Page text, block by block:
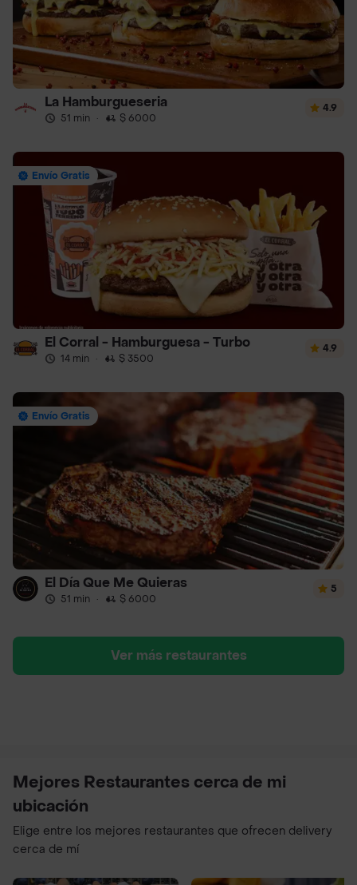
La Hamburgueseria
51 min · $ 6000
4.9
Envío Gratis
El Corral - Hamburguesa - Turbo
14 min · $ 3500
4.9
Envío Gratis
El Día Que Me Quieras
51 min · $ 6000
5
Ver más restaurantes
Mejores Restaurantes cerca de mi
ubicación
Elige entre los mejores restaurantes que ofrecen delivery
cerca de mí